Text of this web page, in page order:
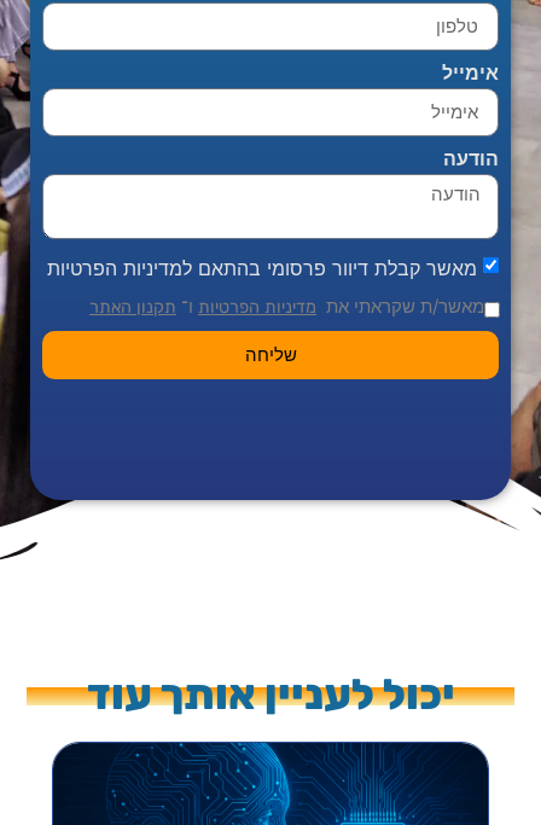
אימייל
הודעה
מאשר קבלת דיוור פרסומי בהתאם למדיניות הפרטיות
מאשר/ת שקראתי את מדיניות הפרטיות ו־ תקנון האתר
שליחה
יכול לעניין אותך עוד